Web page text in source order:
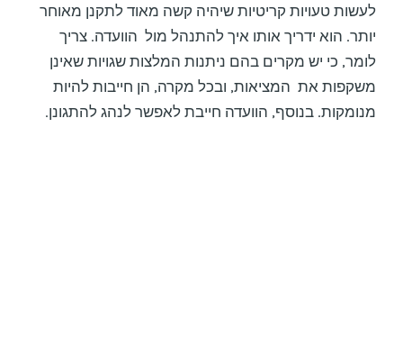
לעשות טעויות קריטיות שיהיה קשה מאוד לתקנן מאוחר
יותר. הוא ידריך אותו איך להתנהל מול הוועדה. צריך
לומר, כי יש מקרים בהם ניתנות המלצות שגויות שאינן
משקפות את המציאות, ובכל מקרה, הן חייבות להיות
מנומקות. בנוסף, הוועדה חייבת לאפשר לנהג להתגונן.